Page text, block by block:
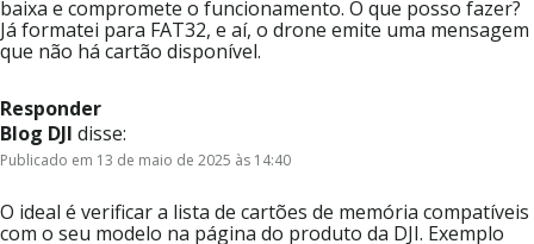
baixa e compromete o funcionamento. O que posso fazer?
Já formatei para FAT32, e aí, o drone emite uma mensagem
que não há cartão disponível.
Responder
Blog DJI disse:
Publicado em 13 de maio de 2025 às 14:40
O ideal é verificar a lista de cartões de memória compatíveis
com o seu modelo na página do produto da DJI. Exemplo